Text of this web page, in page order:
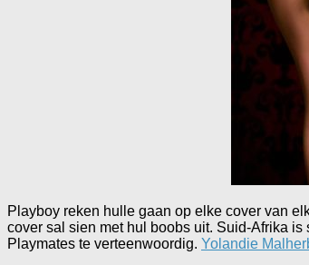
Playboy reken hulle gaan op elke cover van
cover sal sien met hul boobs uit. Suid-Afrika
Playmates te verteenwoordig. Yolandie